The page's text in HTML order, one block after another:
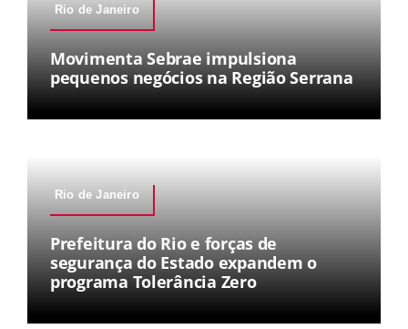
Rio de Janeiro
Movimenta Sebrae impulsiona
pequenos negócios na Região Serrana
Rio de Janeiro
Prefeitura do Rio e forças de
segurança do Estado expandem o
programa Tolerância Zero